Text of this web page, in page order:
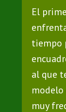
El
tiempo
al que
modelo
muy